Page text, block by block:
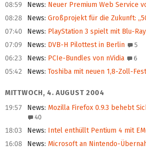
08:59 News: Neuer Premium Web Service
08:28 News: Großprojekt für die Zukunft:
07:40 News: PlayStation 3 spielt mit Blu-
07:09 News: DVB-H Pilottest in Berlin 5
06:23 News: PCIe-Bundles von nVidia 6
05:42 News: Toshiba mit neuen 1,8-Zoll-
MITTWOCH, 4. AUGUST 2004
19:57
News: Mozilla Firefox 0.9.3 behebt
40
18:03 News: Intel enthüllt Pentium 4 mit
16:08 News: Microsoft an Nintendo-